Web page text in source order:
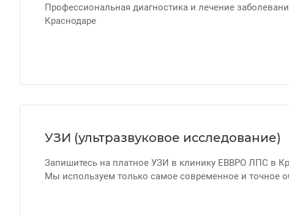
Профессиональная диагностика и лечение
Краснодаре
УЗИ (ультразвуковое исследование)
Запишитесь на платное УЗИ в клинику ЕВВРО ЛПС в
Мы используем только самое современное и точное